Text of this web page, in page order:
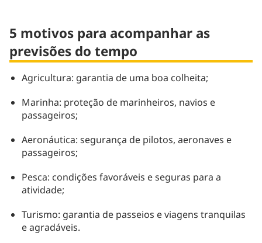
5 motivos para acompanhar as
previsões do tempo
Agricultura: garantia de uma boa colheita;
Marinha: proteção de marinheiros, navios e
passageiros;
Aeronáutica: segurança de pilotos, aeronaves e
passageiros;
Pesca: condições favoráveis e seguras para a
atividade;
Turismo: garantia de passeios e viagens tranquilas
e agradáveis.